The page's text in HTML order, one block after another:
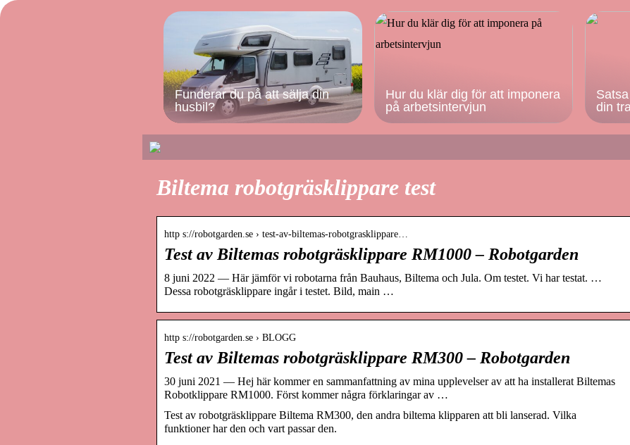
Funderar du på att sälja din
husbil?
Hur du klär dig för att imponera
på arbetsintervjun
din
Biltema robotgräsklippare test
http s://robotgarden.se › test-av-biltemas-robotgrasklippare…
Test av Biltemas robotgräsklippare RM1000 – Robotgarden
8 juni 2022 — Här jämför vi robotarna från Bauhaus, Biltema och Jula. Om testet. Vi har testat. …
Dessa robotgräsklippare ingår i testet. Bild, main …
http s://robotgarden.se › BLOGG
Test av Biltemas robotgräsklippare RM300 – Robotgarden
30 juni 2021 — Hej här kommer en sammanfattning av mina upplevelser av att ha installerat Biltemas
Robotklippare RM1000. Först kommer några förklaringar av …
Test av robotgräsklippare Biltema RM300, den andra biltema klipparen att bli lanserad. Vilka
funktioner har den och vart passar den.